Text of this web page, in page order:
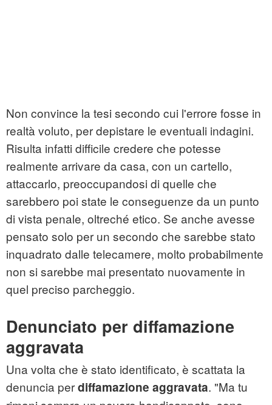
Non convince la tesi secondo cui l'errore fosse in
realtà voluto, per depistare le eventuali indagini.
Risulta infatti difficile credere che potesse
realmente arrivare da casa, con un cartello,
attaccarlo, preoccupandosi di quelle che
sarebbero poi state le conseguenze da un punto
di vista penale, oltreché etico. Se anche avesse
pensato solo per un secondo che sarebbe stato
inquadrato dalle telecamere, molto probabilmente
non si sarebbe mai presentato nuovamente in
quel preciso parcheggio.
Denunciato per diffamazione
aggravata
Una volta che è stato identificato, è scattata la
denuncia perdiffamazione aggravata. "Ma tu